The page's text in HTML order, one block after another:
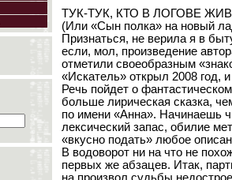
ТУК-ТУК, КТО В ЛОГОВЕ
(Или «Сын полка» на новый
Признаться, не верила я в
если, мол, произведение
отметили своеобразным
«Искатель» открыл 2008 год,
Речь пойдет о
больше лирическая сказка,
по имени «Анна». Начинаешь
лексический запас, обилие
«вкусно подать» любое
В водоворот ни на что не
первых же абзацев. Итак,
на произвол судьбы